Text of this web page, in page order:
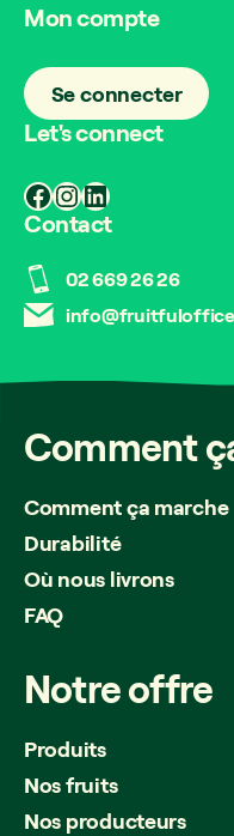
Mon compte
Se connecter
Let's connect
Facebook
Instagram
LinkedIn
Contact
02 669 26 26
Comment
Comment ça marche
Durabilité
Où nous livrons
FAQ
Notreoffre
Produits
Nos fruits
Nos producteurs